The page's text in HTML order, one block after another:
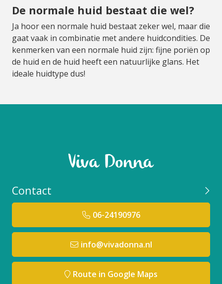
De normale huid bestaat die wel?
Ja hoor een normale huid bestaat zeker wel, maar die
gaat vaak in combinatie met andere huidcondities. De
kenmerken van een normale huid zijn: fijne poriën op
de huid en de huid heeft een natuurlijke glans. Het
ideale huidtype dus!
Contact
06-24190976
info@vivadonna.nl
Route in Google Maps